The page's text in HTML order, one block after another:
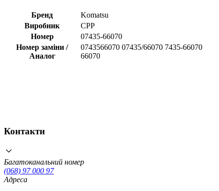
Бренд
Komatsu
Виробник
CPP
Номер
07435-66070
Номер заміни /
Аналог
0743566070 07435/66070 7435-66070
66070
Контакти
Багатоканальний номер
(068) 97 000 97
Адреса